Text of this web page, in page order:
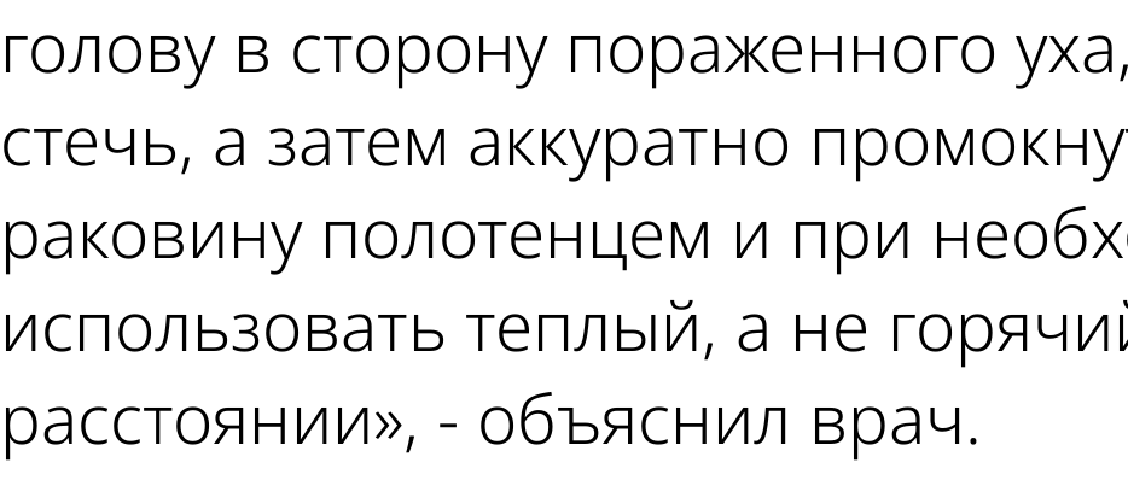
голову в сторону пораженного
стечь, а затем аккуратно
раковину полотенцем и при
использовать теплый, а не
расстоянии», - объяснил врач.